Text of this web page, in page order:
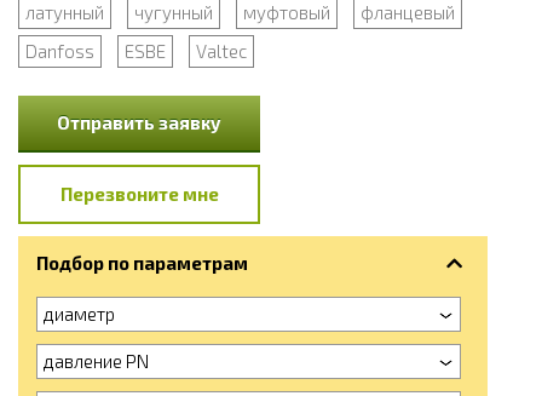
латунный
чугунный муфтовый
фланцевый
Danfoss
ESBE Valtec
Отправить заявку
Перезвоните мне
Подбор по параметрам
диаметр
давление PN